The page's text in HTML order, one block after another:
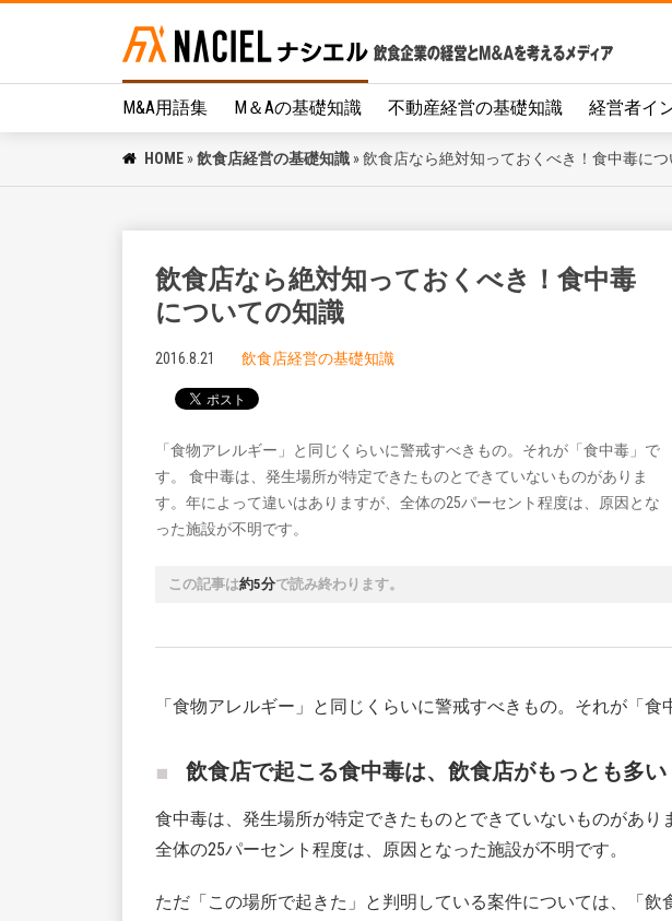
M&A用語集 M＆Aの基礎知識 不動産経営の基礎知識 経営者イ
HOME »飲食店経営の基礎知識 »飲食店なら絶対知っておくべき！食中毒に
飲食店なら絶対知っておくべき！食中毒
についての知識
2016.8.21 飲食店経営の基礎知識
「食物アレルギー」と同じくらいに警戒すべきもの。それが「食中毒」で
す。 食中毒は、発生場所が特定できたものとできていないものがありま
す。年によって違いはありますが、全体の25パーセント程度は、原因とな
った施設が不明です。
この記事は約5分で読み終わります。
「食物アレルギー」と同じくらいに警戒すべきもの。それが「食
飲食店で起こる食中毒は、飲食店がもっとも多い
食中毒は、発生場所が特定できたものとできていないものがあり
全体の25パーセント程度は、原因となった施設が不明です。
ただ「この場所で起きた」と判明している案件については、「飲